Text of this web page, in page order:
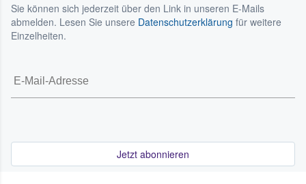
Sie können sich jederzeit über den Link in unseren E-Mails
abmelden. Lesen Sie unsere Datenschutzerklärung für weitere
Einzelheiten.
Jetzt abonnieren